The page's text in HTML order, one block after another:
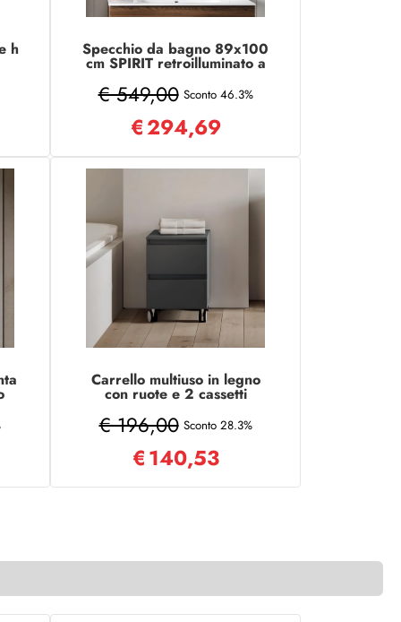
h Specchio da bagno 89x100
cm SPIRIT retroilluminato a
€ 549,00 Sconto 46.3%
€294,69
Carrello multiuso in legno
con ruote e 2 cassetti
€ 196,00 Sconto 28.3%
€140,53